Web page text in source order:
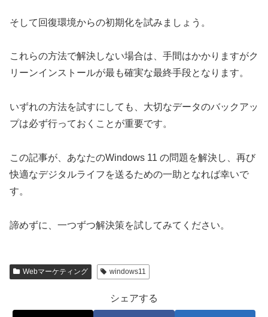
そして回復環境からの初期化を試みましょう。
これらの方法で解決しない場合は、手間はかかりますがク
リーンインストールが最も確実な最終手段となります。
いずれの方法を試すにしても、大切なデータのバックアッ
プは必ず行っておくことが重要です。
この記事が、あなたのWindows 11 の問題を解決し、再び
快適なデジタルライフを送るための一助となれば幸いで
す。
諦めずに、一つずつ解決策を試してみてください。
Webマーケティング windows11
シェアする